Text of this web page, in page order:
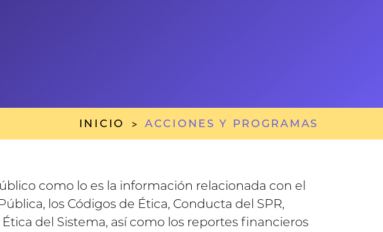
INICIO ACCIONES Y PROGRAMAS
como lo es la información relacionada con el
los Códigos de Ética, Conducta del SPR,
del Sistema, así como los reportes financieros